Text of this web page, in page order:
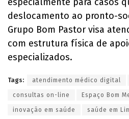
deslocamento ao pronto-
Grupo Bom Pastor visa
com estrutura física de
especializados.
Tags: atendimento médico digital
consultas on-line Espaço Bom
inovação em saúde saúde em